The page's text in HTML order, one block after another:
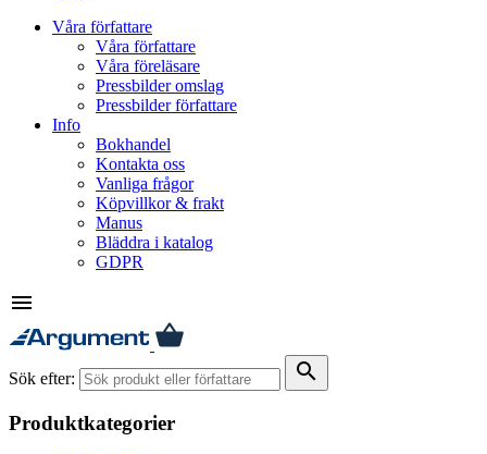
Våra författare
Våra författare
Våra föreläsare
Pressbilder omslag
Pressbilder författare
Info
Bokhandel
Kontakta oss
Vanliga frågor
Köpvillkor & frakt
Manus
Bläddra i katalog
GDPR
menu
Sök efter: search
Produktkategorier